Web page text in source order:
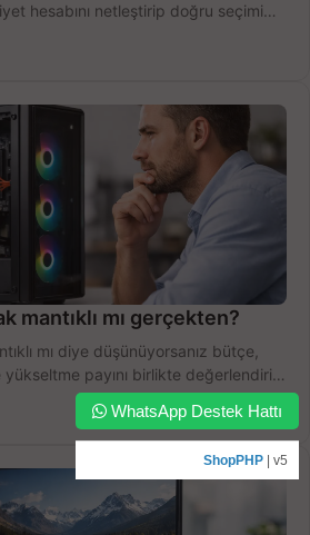
hesabını netleştirip doğru seçimi
mantıklı mı gerçekten?
mı diye düşünüyorsanız bütçe,
payını birlikte değerlendirin,
WhatsApp Destek Hattı
ShopPHP | v5